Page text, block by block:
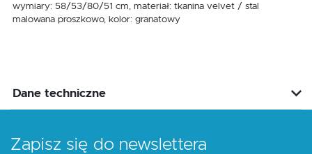
wymiary: 58/53/80/51 cm, materiał: tkanina velvet / stal
malowana proszkowo, kolor: granatowy
Dane techniczne
Zapisz się do newslettera